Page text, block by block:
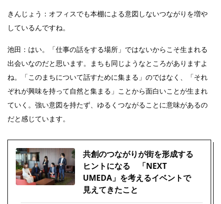
きんじょう：オフィスでも本棚による意図しないつながりを増や
しているんですね。
池田：はい。「仕事の話をする場所」ではないからこそ生まれる
出会いなのだと思います。まちも同じようなところがありますよ
ね。「このまちについて話すために集まる」のではなく、「それ
ぞれが興味を持って自然と集まる」ことから面白いことが生まれ
ていく。強い意図を持たず、ゆるくつながることに意味があるの
だと感じています。
共創のつながりが街を形成する
ヒントになる 「NEXT
UMEDA」を考えるイベントで
見えてきたこと